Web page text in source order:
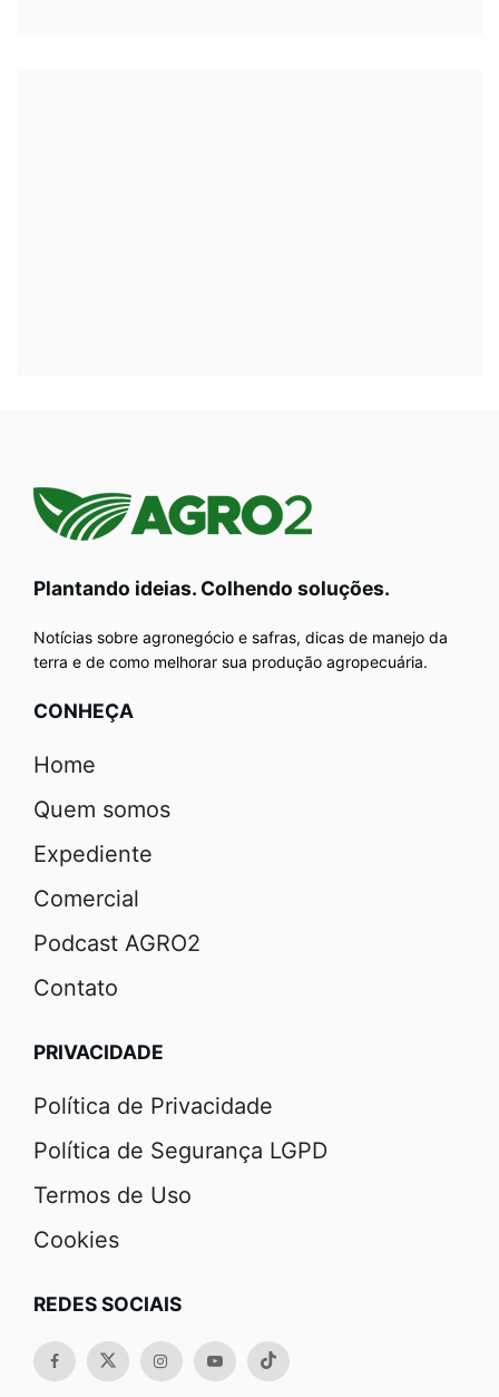
Plantando ideias. Colhendo soluções.
Notícias sobre agronegócio e safras, dicas de manejo da
terra e de como melhorar sua produção agropecuária.
CONHEÇA
Home
Quem somos
Expediente
Comercial
Podcast AGRO2
Contato
PRIVACIDADE
Política de Privacidade
Política de Segurança LGPD
Termos de Uso
Cookies
REDES SOCIAIS